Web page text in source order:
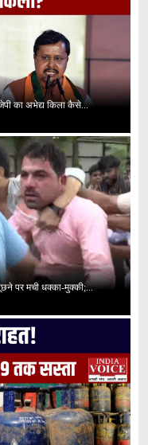
का अभेद्य किला कैसे...
पर मची धक्का-मुक्की;...